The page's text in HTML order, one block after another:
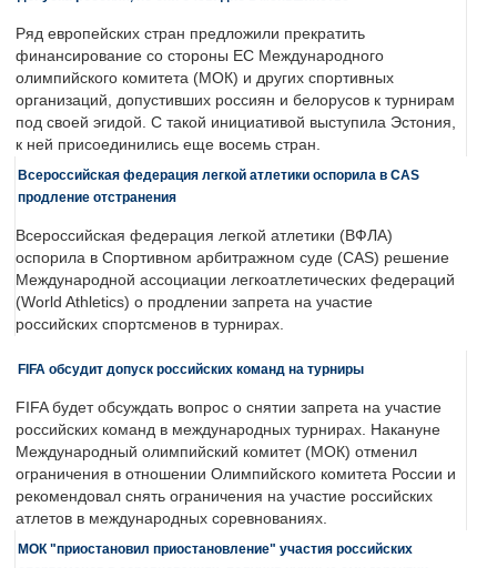
Ряд европейских стран предложили прекратить
финансирование со стороны ЕС Международного
олимпийского комитета (МОК) и других спортивных
организаций, допустивших россиян и белорусов к турнирам
под своей эгидой. С такой инициативой выступила Эстония,
к ней присоединились еще восемь стран.
Всероссийская федерация легкой атлетики оспорила в CAS
продление отстранения
Всероссийская федерация легкой атлетики (ВФЛА)
оспорила в Спортивном арбитражном суде (CAS) решение
Международной ассоциации легкоатлетических федераций
(World Athletics) о продлении запрета на участие
российских спортсменов в турнирах.
FIFA обсудит допуск российских команд на турниры
FIFA будет обсуждать вопрос о снятии запрета на участие
российских команд в международных турнирах. Накануне
Международный олимпийский комитет (МОК) отменил
ограничения в отношении Олимпийского комитета России и
рекомендовал снять ограничения на участие российских
атлетов в международных соревнованиях.
МОК "приостановил приостановление" участия российских